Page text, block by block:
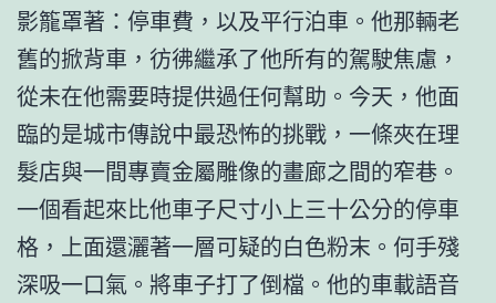
影籠罩著：停車費，以及平行泊車。他那輛老
舊的掀背車，彷彿繼承了他所有的駕駛焦慮，
從未在他需要時提供過任何幫助。今天，他面
臨的是城市傳說中最恐怖的挑戰，一條夾在理
髮店與一間專賣金屬雕像的畫廊之間的窄巷。
一個看起來比他車子尺寸小上三十公分的停車
格，上面還灑著一層可疑的白色粉末。何手殘
深吸一口氣。將車子打了倒檔。他的車載語音